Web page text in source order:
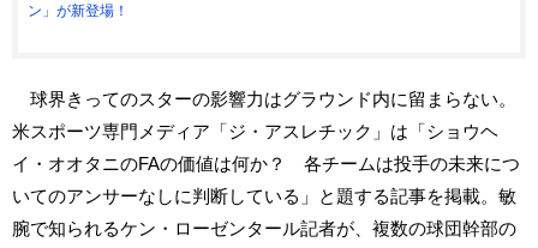
ン」が新登場！
球界きってのスターの影響力はグラウンド内に留まらない。
米スポーツ専門メディア「ジ・アスレチック」は「ショウヘ
イ・オオタニのFAの価値は何か？ 各チームは投手の未来につ
いてのアンサーなしに判断している」と題する記事を掲載。敏
腕で知られるケン・ローゼンタール記者が、複数の球団幹部の